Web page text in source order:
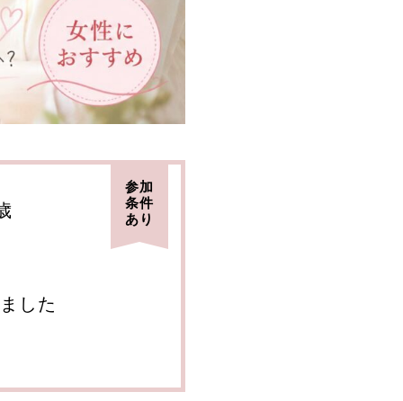
参加
条件
あり
した